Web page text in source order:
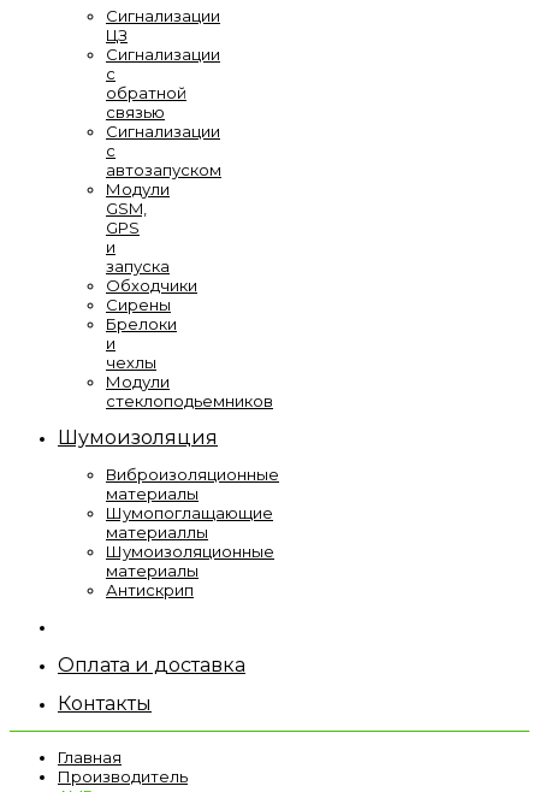
Сигнализации
ЦЗ
Сигнализации
с
обратной
связью
Сигнализации
с
автозапуском
Модули
GSM,
GPS
и
запуска
Обходчики
Сирены
Брелоки
и
чехлы
Модули
стеклоподьемников
Шумоизоляция
Виброизоляционные
материалы
Шумопоглащающие
материаллы
Шумоизоляционные
материалы
Антискрип
Оплата и доставка
Контакты
Главная
Производитель